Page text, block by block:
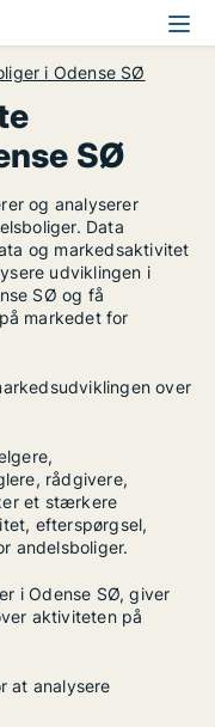
i Odense SØ
SØ
og analyserer
Data
og markedsaktivitet
udviklingen i
SØ og få
markedet for
over
rådgivere,
et stærkere
efterspørgsel,
andelsboliger.
i Odense SØ, giver
aktiviteten på
at analysere